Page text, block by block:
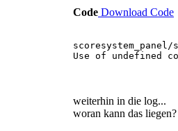
Dann sollte auch die
Code Download Code
scoresystem_panel/
Use of undefined
weiterhin in die log...
woran kann das liegen?